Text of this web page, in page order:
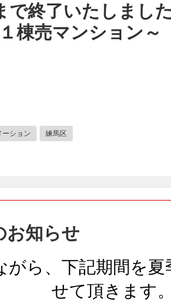
で終了いたしまし
棟売マンション～
ーション 練馬区
お知らせ
がら、下記期間を
せて頂きます